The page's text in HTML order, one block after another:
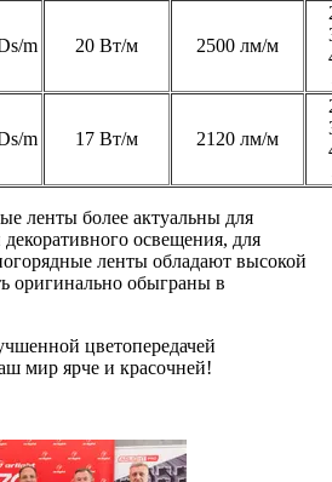
m 20 Вт/м 2500 лм/м
m 17 Вт/м 2120 лм/м
ленты более актуальны для
освещения, для
ленты обладают высокой
оригинально обыграны в
цветопередачей
мир ярче и красочней!